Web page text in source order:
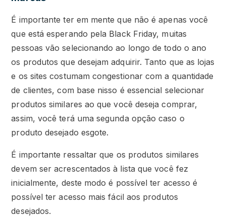
É importante ter em mente que não é apenas você
que está esperando pela Black Friday, muitas
pessoas vão selecionando ao longo de todo o ano
os produtos que desejam adquirir. Tanto que as lojas
e os sites costumam congestionar com a quantidade
de clientes, com base nisso é essencial selecionar
produtos similares ao que você deseja comprar,
assim, você terá uma segunda opção caso o
produto desejado esgote.
É importante ressaltar que os produtos similares
devem ser acrescentados à lista que você fez
inicialmente, deste modo é possível ter acesso é
possível ter acesso mais fácil aos produtos
desejados.